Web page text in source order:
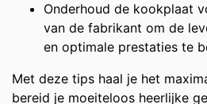
Onderhoud de kookplaat
van de fabrikant om de
en optimale prestaties te
Met deze tips haal je het
bereid je moeiteloos heerlijke